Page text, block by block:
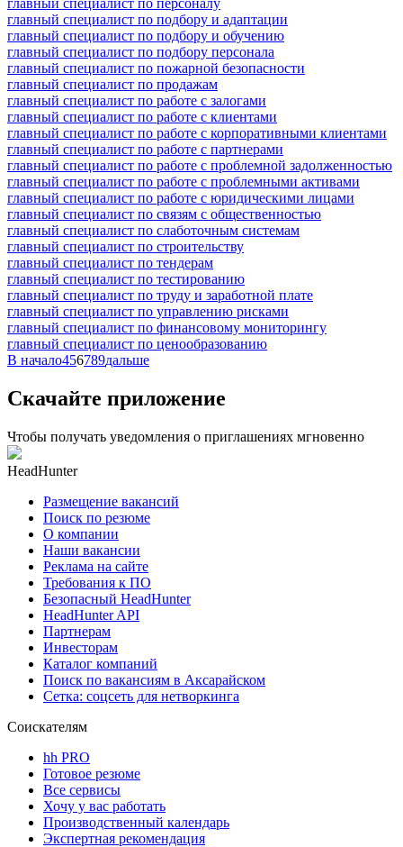
главный специалист по подбору и адаптации
главный специалист по подбору и обучению
главный специалист по подбору персонала
главный специалист по пожарной безопасности
главный специалист по продажам
главный специалист по работе с залогами
главный специалист по работе с клиентами
главный специалист по работе с корпоративными клиентами
главный специалист по работе с партнерами
главный специалист по работе с проблемной задолженностью
главный специалист по работе с проблемными активами
главный специалист по работе с юридическими лицами
главный специалист по связям с общественностью
главный специалист по слаботочным системам
главный специалист по строительству
главный специалист по тендерам
главный специалист по тестированию
главный специалист по труду и заработной плате
главный специалист по управлению рисками
главный специалист по финансовому мониторингу
главный специалист по ценообразованию
В начало456789дальше
Скачайте приложение
Чтобы получать уведомления о приглашениях мгновенно
HeadHunter
Размещение вакансий
Поиск по резюме
О компании
Наши вакансии
Реклама на сайте
Требования к ПО
Безопасный HeadHunter
HeadHunter API
Партнерам
Инвесторам
Каталог компаний
Поиск по вакансиям в Аксарайском
Сетка: соцсеть для нетворкинга
Соискателям
hh PRO
Готовое резюме
Все сервисы
Хочу у вас работать
Производственный календарь
Экспертная рекомендация